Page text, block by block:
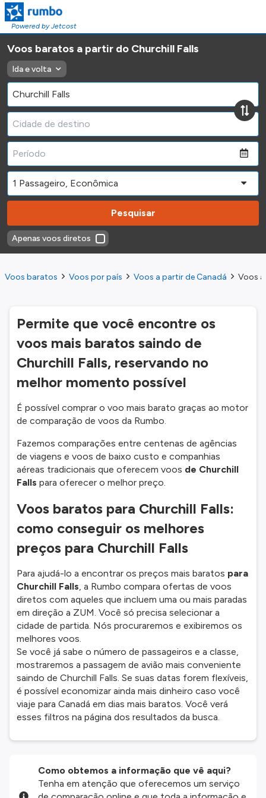
Powered by Jetcost
Voos baratos a partir do Churchill Falls
Ida e volta
Pesquisar
Apenas voos diretos
Voos baratos Voos por país Voos a partir de Canadá Voos
Permite que você encontre os
voos mais baratos saindo de
Churchill Falls, reservando no
melhor momento possível
É possível comprar o voo mais barato graças ao motor
de comparação de voos da Rumbo.
Fazemos comparações entre centenas de agências
de viagens e voos de baixo custo e companhias
aéreas tradicionais que oferecem voos de Churchill
Falls para oferecer o melhor preço.
Voos baratos para Churchill Falls:
como conseguir os melhores
preços para Churchill Falls
Para ajudá-lo a encontrar os preços mais baratos para
Churchill Falls, a Rumbo compara ofertas de voos
diretos com aqueles que incluem uma ou mais paradas
em direção a ZUM. Você só precisa selecionar a
cidade de partida. Nós procuraremos e exibiremos os
melhores voos.
Se você já sabe o número de passageiros e a classe,
mostraremos a passagem de avião mais conveniente
saindo de Churchill Falls. Se suas datas forem flexíveis,
é possível economizar ainda mais dinheiro caso você
viaje para Canadá em dias mais baratos. Você verá
esses filtros na página dos resultados da busca.
Como obtemos a informação que vê aqui?
Tenha em atenção que oferecemos um serviço